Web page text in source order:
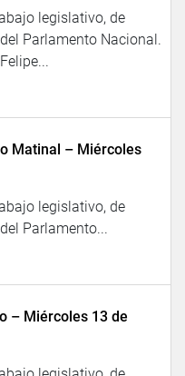
legislativo, de
Parlamento Nacional.
Matinal – Miércoles
legislativo, de
Parlamento...
– Miércoles 13 de